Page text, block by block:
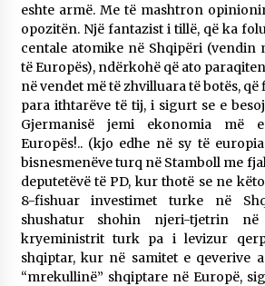
eshte armë. Me të mashtron
opozitën. Një fantazist i tillë, që ka
centale atomike në Shqipëri (vendin
të Europës), ndërkohë që ato
në vendet më të zhvilluara të botës, që
para ithtarëve të tij, i sigurt se e
Gjermanisë jemi ekonomia më
Europës!.. (kjo edhe në sy të
bisnesmenëve turq në Stamboll me
deputetëvë të PD, kur thotë se ne
8-fishuar investimet turke në
shushatur shohin njeri-tjetrin
kryeministrit turk pa i levizur
shqiptar, kur në samitet e qeverive
“mrekullinë” shqiptare në Europë,